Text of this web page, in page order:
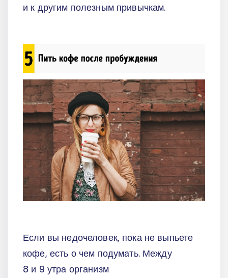
и к другим полезным привычкам.
Если вы недочеловек, пока не выпьете
кофе, есть о чем подумать. Между
8 и 9 утра организм